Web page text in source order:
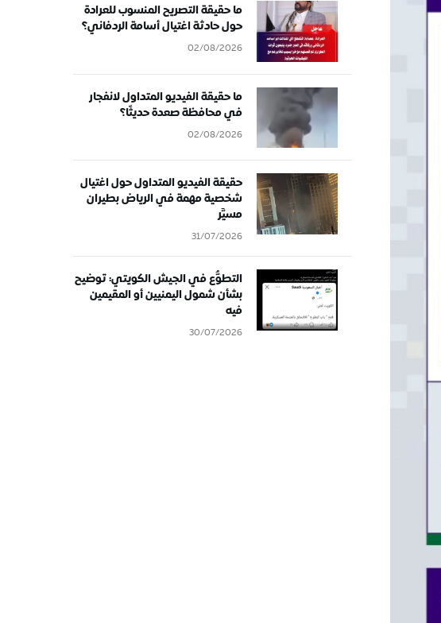
ما حقيقة التصريح المنسوب للعرادة
حول حادثة اغتيال أسامة الردفاني؟
02/08/2026
ما حقيقة الفيديو المتداول لانفجار
في محافظة صعدة حديثًا؟
02/08/2026
حقيقة الفيديو المتداول حول اغتيال
شخصية مهمة في الرياض بطيران
مسيَّر
31/07/2026
التطوُّع في الجيش الكويتي: توضيح
بشأن شمول اليمنيين أو المقيمين
فيه
30/07/2026